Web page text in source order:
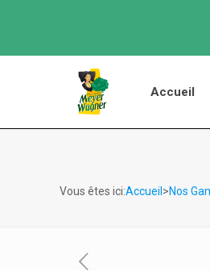
Accueil
Vous êtes ici:Accueil >Nos